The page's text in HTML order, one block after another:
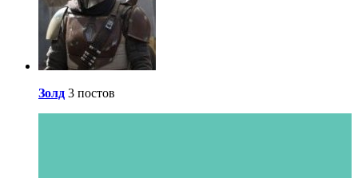
Золд 3 постов